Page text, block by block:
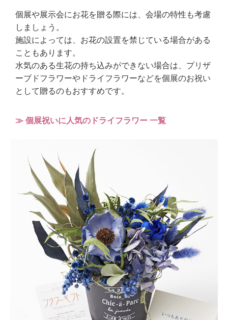
個展や展示会にお花を贈る際には、会場の特性も考慮
しましょう。
施設によっては、お花の設置を禁じている場合がある
こともあります。
水気のある生花の持ち込みができない場合は、プリザ
ーブドフラワーやドライフラワーなどを個展のお祝い
として贈るのもおすすめです。
≫ 個展祝いに人気のドライフラワー 一覧